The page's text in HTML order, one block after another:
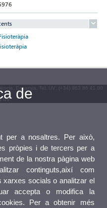
Espanya. Tel. UV: (+34) 963 86 41 00
UV
de
per a nosaltres. Per això,
pròpies i de tercers per a
de la nostra pàgina web
continguts,així com
xarxes socials o analitzar el
accepta o modifica la
Per a obtenir més